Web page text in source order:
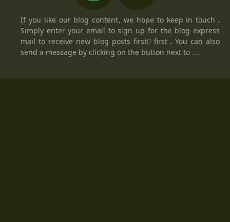
If you like our blog content, we hope to keep in touch ،
Simply enter your email to sign up for the blog express
mail to receive new blog posts firstً first ، You can also
send a message by clicking on the button next to ...